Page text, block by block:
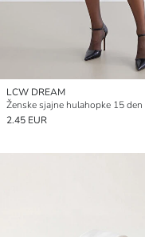
LCW DREAM
Ženske sjajne hulahopke 15 den
2.45 EUR